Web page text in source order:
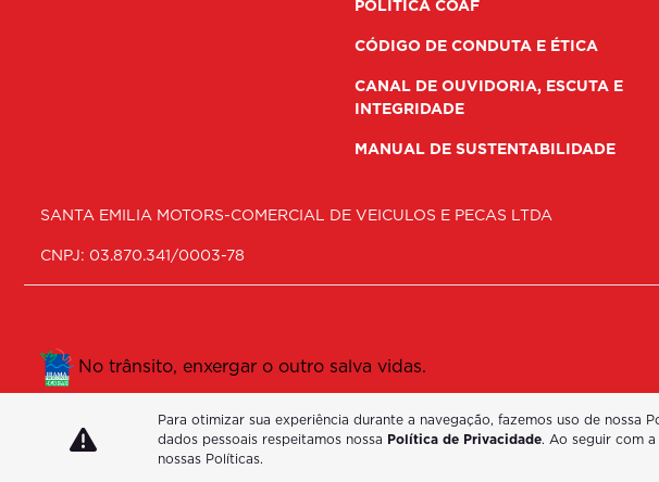
POLÍTICA COAF
CÓDIGO DE CONDUTA E ÉTICA
CANAL DE OUVIDORIA, ESCUTA E
INTEGRIDADE
MANUAL DE SUSTENTABILIDADE
SANTA EMILIA MOTORS-COMERCIAL DE VEICULOS E PECAS LTDA
CNPJ: 03.870.341/0003-78
No trânsito, enxergar o outro salva vidas.
Para otimizar sua experiência durante a navegação, fazemos uso de nossa
dados pessoais respeitamos nossa Política de Privacidade. Ao seguir com
nossas Políticas.